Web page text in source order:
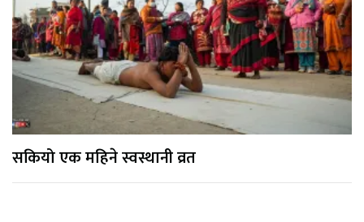
सकियो एक महिने स्वस्थानी व्रत